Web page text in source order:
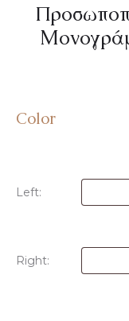
Color
Left:
Right: